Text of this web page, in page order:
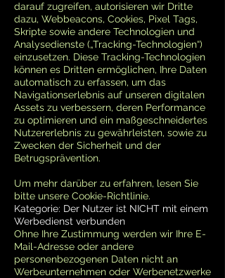
darauf zugreifen, autorisieren wir Dritte
dazu, Webbeacons, Cookies, Pixel Tags,
Skripte sowie andere Technologien und
Analysedienste („Tracking-Technologien“)
einzusetzen. Diese Tracking-Technologien
können es Dritten ermöglichen, Ihre Daten
automatisch zu erfassen, um das
Navigationserlebnis auf unseren digitalen
Assets zu verbessern, deren Performance
zu optimieren und ein maßgeschneidertes
Nutzererlebnis zu gewährleisten, sowie zu
Zwecken der Sicherheit und der
Betrugsprävention.
Um mehr darüber zu erfahren, lesen Sie
bitte unsere Cookie-Richtlinie.
Kategorie: Der Nutzer ist NICHT mit einem
Werbedienst verbunden
Ohne Ihre Zustimmung werden wir Ihre E-
Mail-Adresse oder andere
personenbezogenen Daten nicht an
Werbeunternehmen oder Werbenetzwerke